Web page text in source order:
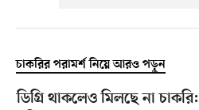
চাকরির পরামর্শ নিয়ে আরও পড়ুন
ডিগ্রি থাকলেও মিলছে না চাকরি: